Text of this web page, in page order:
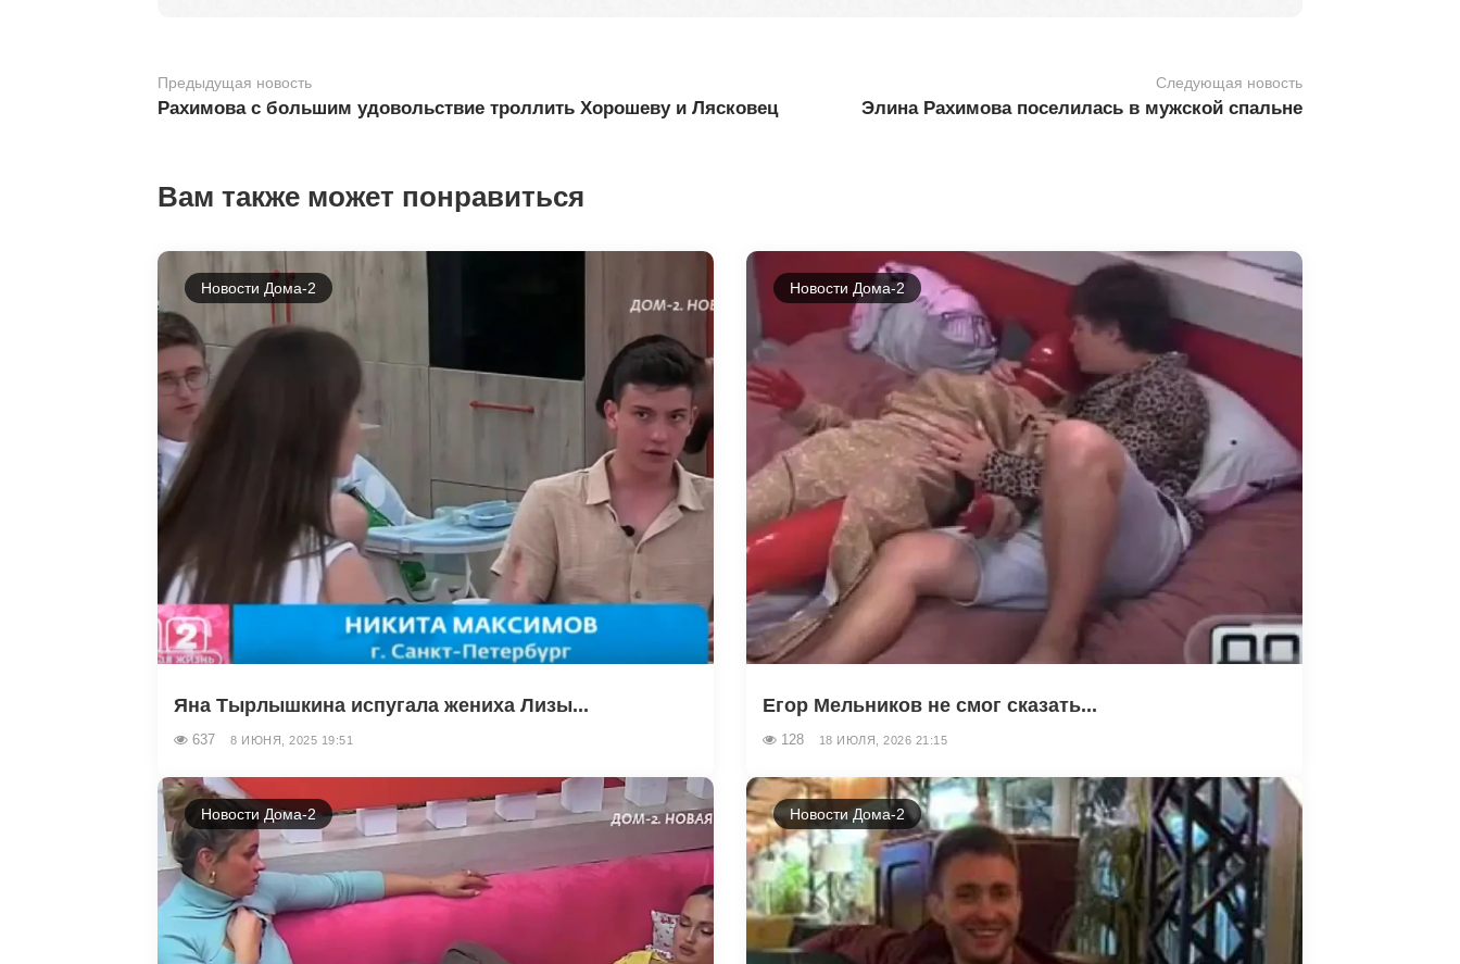
Предыдущая новость
Рахимова с большим удовольствие троллить Хорошеву и Лясковец
Следующая новость
Элина Рахимова поселилась в мужской спальне
Вам также может понравиться
Новости Дома-2
Яна Тырлышкина испугала жениха Лизы...
637 8 ИЮНЯ, 2025 19:51
Новости Дома-2
Егор Мельников не смог сказать...
128 18 ИЮЛЯ, 2026 21:15
Новости Дома-2 Новости Дома-2